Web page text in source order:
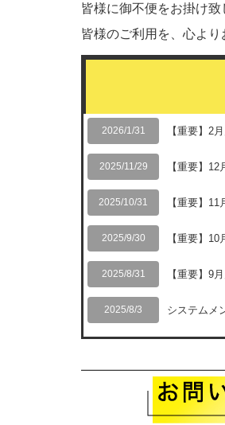
皆様に御不便をお掛け致
皆様のご利用を、心より
2026/1/31 【重要】2
2025/11/29 【重要】
2025/10/31 【重要】
2025/9/30 【重要】
2025/8/31 【重要】9
2025/8/3 システムメ